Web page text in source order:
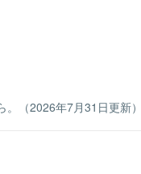
（2026年7月31日更新）